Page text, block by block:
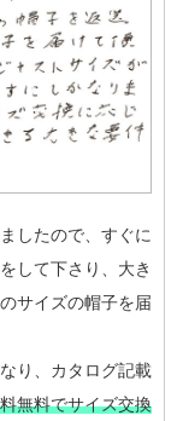
したので、すぐに
して下さり、大き
サイズの帽子を届
り、カタログ記載
無料でサイズ交換